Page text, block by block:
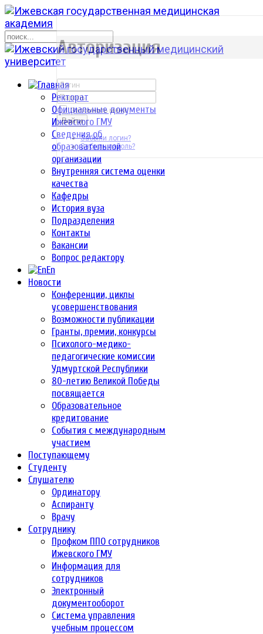
Ректорат
Официальные документы
Ижевского ГМУ
Сведения об
образовательной
организации
Внутренняя система оценки
качества
Кафедры
История вуза
Подразделения
Контакты
Вакансии
Вопрос редактору
En
Новости
Конференции, циклы
усовершенствования
Возможности публикации
Гранты, премии, конкурсы
Психолого-медико-
педагогические комиссии
Удмуртской Республики
80-летию Великой Победы
посвящается
Образовательное
кредитование
События с международным
участием
Поступающему
Студенту
Слушателю
Ординатору
Аспиранту
Врачу
Сотруднику
Профком ППО сотрудников
Ижевского ГМУ
Информация для
сотрудников
Электронный
документооборот
Система управления
учебным процессом
р
Авторизация
Запомнить меня
Войти
Забыли логин?
Забыли пароль?